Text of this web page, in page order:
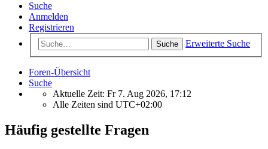
Suche
Anmelden
Registrieren
Suche Erweiterte Suche
Foren-Übersicht
Suche
Aktuelle Zeit: Fr 7. Aug 2026, 17:12
Alle Zeiten sind UTC+02:00
Häufig gestellte Fragen